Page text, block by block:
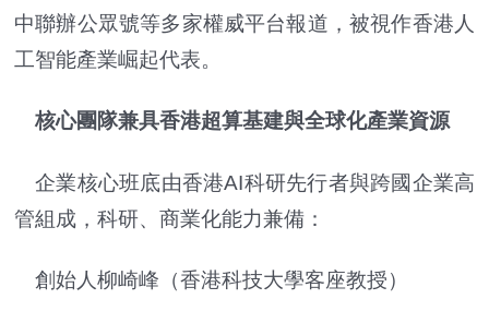
中聯辦公眾號等多家權威平台報道，被視作香港人
工智能產業崛起代表。
核心團隊兼具香港超算基建與全球化產業資源
企業核心班底由香港AI科研先行者與跨國企業高
管組成，科研、商業化能力兼備：
創始人柳崎峰（香港科技大學客座教授）